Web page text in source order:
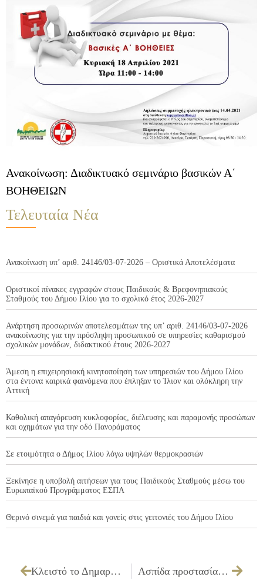
Ανακοίνωση: Διαδικτυακό σεμινάριο βασικών Α΄
ΒΟΗΘΕΙΩΝ
Τελευταία Νέα
Ανακοίνωση υπ’ αριθ. 24146/03-07-2026 – Οριστικά Αποτελέσματα
Οριστικοί πίνακες εγγραφών στους Παιδικούς & Βρεφονηπιακούς
Σταθμούς του Δήμου Ιλίου για το σχολικό έτος 2026-2027
Ανάρτηση προσωρινών αποτελεσμάτων της υπ’ αριθ. 24146/03-07-2026
ανακοίνωσης για την πρόσληψη προσωπικού σε υπηρεσίες καθαρισμού
σχολικών μονάδων, διδακτικού έτους 2026-2027
Άμεση η επιχειρησιακή κινητοποίηση των υπηρεσιών του Δήμου Ιλίου
στα έντονα καιρικά φαινόμενα που έπληξαν το Ίλιον και ολόκληρη την
Αττική
Καθολική απαγόρευση κυκλοφορίας, διέλευσης και παραμονής προσώπων
και οχημάτων για την οδό Πανοράματος
Σε ετοιμότητα ο Δήμος Ιλίου λόγω υψηλών θερμοκρασιών
Ξεκίνησε η υποβολή αιτήσεων για τους Παιδικούς Σταθμούς μέσω του
Ευρωπαϊκού Προγράμματος ΕΣΠΑ
Θερινό σινεμά για παιδιά και γονείς στις γειτονιές του Δήμου Ιλίου
Κλειστό το Δημαρχείο Ιλίου λόγω απολύμανσης Ασπίδα προστασίας σε κοινόχρηστους χώρους από τον Δήμο Ιλίου